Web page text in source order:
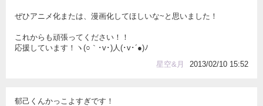
ぜひアニメ化または、漫画化してほしいな~と思いました！
これからも頑張ってください！！
応援しています！ヽ(○｀･v･)人(･v･´●)ﾉ
星空&月
2013/02/10 15:52
郁己くんかっこよすぎです！